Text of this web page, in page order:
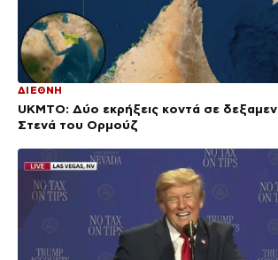
ΔΙΕΘΝΗ
UKMTO: Δύο εκρήξεις κοντά σε
Στενά του Ορμούζ